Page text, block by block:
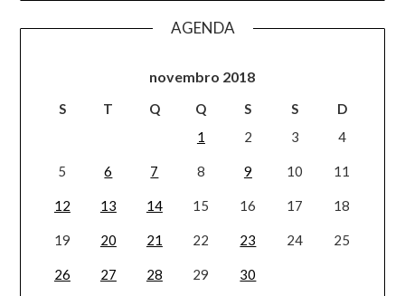
AGENDA
novembro 2018
S T Q Q S S
D
1
2 3 4
5 6 7 8 9 10 11
12 13 14 15 16 17 18
19 20 21 22 23 24 25
26 27 28 29
30